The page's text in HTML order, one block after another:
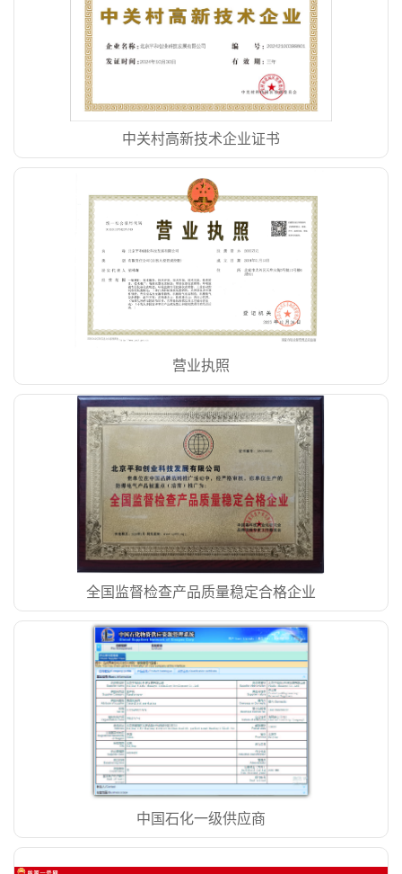
中关村高新技术企业证书
营业执照
全国监督检查产品质量稳定合格企业
中国石化一级供应商